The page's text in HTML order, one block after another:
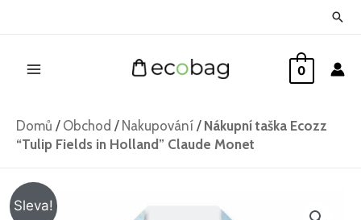
0
Domů / Obchod / Nakupování / Nákupní taška Ecozz
“Tulip Fields in Holland” Claude Monet
Sleva!
Původní Aktuální
Nákupní